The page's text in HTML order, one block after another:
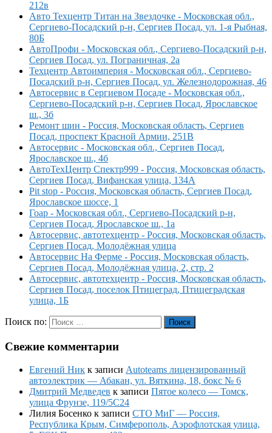
212в
Авто Техцентр Титан на Звездочке - Московская обл.,
Сергиево-Посадский р-н, Сергиев Посад, ул. 1-я Рыбная,
80Б
АвтоПрофи - Московская обл., Сергиево-Посадский р-н,
Сергиев Посад, ул. Пограничная, 2а
Техцентр Автоимперия - Московская обл., Сергиево-
Посадский р-н, Сергиев Посад, ул. Железнодорожная, 46
Автосервис в Сергиевом Посаде - Московская обл.,
Сергиево-Посадский р-н, Сергиев Посад, Ярославское
ш., 3б
Ремонт шин - Россия, Московская область, Сергиев
Посад, проспект Красной Армии, 251В
Автосервис - Московская обл., Сергиев Посад,
Ярославское ш., 4б
АвтоТехЦентр Спектр999 - Россия, Московская область,
Сергиев Посад, Вифанская улица, 134А
Pit stop - Россия, Московская область, Сергиев Посад,
Ярославское шоссе, 1
Гоар - Московская обл., Сергиево-Посадский р-н,
Сергиев Посад, Ярославское ш., 1а
Автосервис, автотехцентр - Россия, Московская область,
Сергиев Посад, Молодёжная улица
Автосервис На Ферме - Россия, Московская область,
Сергиев Посад, Молодёжная улица, 2, стр. 2
Автосервис, автотехцентр - Россия, Московская область,
Сергиев Посад, поселок Птицеград, Птицеградская
улица, 1Б
Поиск по: Поиск
Свежие комментарии
Евгений Ник к записи Autoteams лицензированный
автоэлектрик — Абакан, ул. Вяткина, 18, бокс № 6
Дмитрий Медведев к записи Пятое колесо — Томск,
улица Фрунзе, 119/5С24
Лилия Босенко к записи СТО МиГ — Россия,
Республика Крым, Симферополь, Аэрофлотская улица,